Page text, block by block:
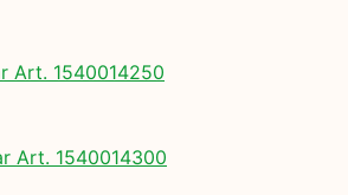
1540014250
1540014300